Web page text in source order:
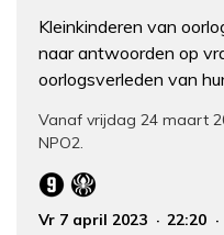
Kleinkinderen van
naar antwoorden op
oorlogsverleden van
Vanaf vrijdag 24 maart
NPO2.
Vr 7 april 2023 22:20